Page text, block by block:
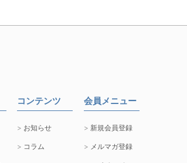
コンテンツ
お知らせ
コラム
会員メニュー
新規会員登録
メルマガ登録